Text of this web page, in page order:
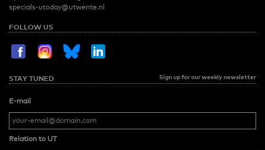
specials-utoday@utwente.nl
FOLLOW US
STAY TUNED Sign up for our weekly newsletter
E-mail
Relation to UT